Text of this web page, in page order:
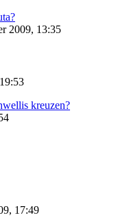
2009, 13:35
kreuzen?
17:49